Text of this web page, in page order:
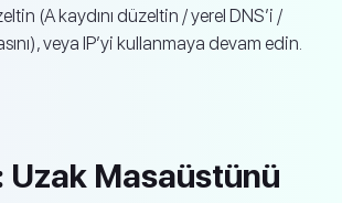
(A kaydını düzeltin / yerel DNS’i /
veya IP’yi kullanmaya devam edin.
Uzak Masaüstünü